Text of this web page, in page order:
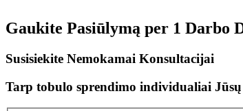
Gaukite Pasiūlymą per 1 Darbo
Susisiekite Nemokamai Konsultacijai
Tarp tobulo sprendimo individualiai